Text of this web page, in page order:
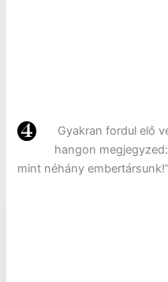
Gyakran fordul elő
hangon
mint néhány embertársunk!”